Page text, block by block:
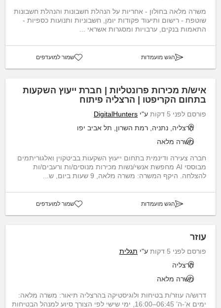
משרה מלאה בחולון - אחריות על הנהלת חשבונות והנהלת חשבונות
שוטפת - רישום ותיעוד פקודות יומן, חשבוניות ותנועות כספיות -
התאמות בנקים, ערבויות ומסגרות אשראי ...
הגש מועמדות שמור למועדפים
איש/ת מכירות פרונטליות | חברת ייעוץ השקעות
בתחום הקריפטו | הרצליה פיתוח
פורסם לפני 5 דקות ע"י DigitalHunters
הרצליה, נתניה, רמת השרון, תל אביב יפו
משרה מלאה
חברה צעירה ודינמית בתחום ייעוץ השקעות בביטקוין ואלגוריתמים
מבוססי AI מחפשת אנשי/נשות מכירות מנוסים/ות ורעבים/ות
להצלחה. היקף המשרה: משרה מלאה, 9 שעות ביום, ש...
הגש מועמדות שמור למועדפים
עוזר
פורסם לפני 5 דקות ע"י תגלית
הרצליה
משרה מלאה
דרוש/ה עוזר/ת בטיחות ולוגיסטיקה בהרצליה תיאור: משרה מלאה:
ימים א’-ה’ 06:45–16:00, ימי שישי לפי הצורך סיוע למנהל הבטיחות